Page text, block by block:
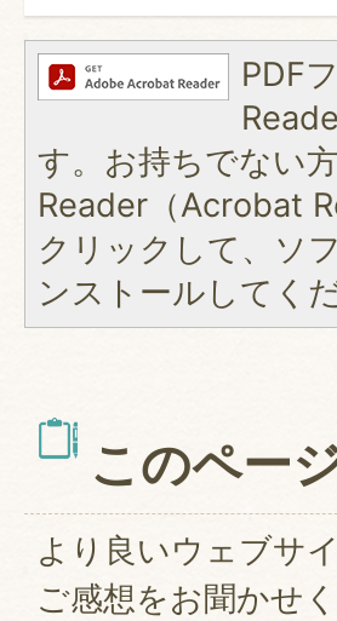
PDF
す。お持ちでない
Reader（Acrobat
クリックして、ソ
ンストールしてくだ
このペー
より良いウェブサ
ご感想をお聞かせく